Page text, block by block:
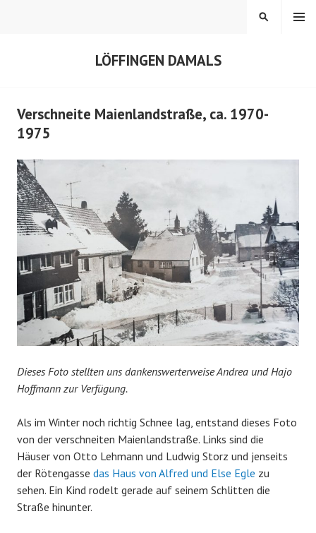
LÖFFINGEN DAMALS
MENÜ
SUCHEN
Verschneite Maienlandstraße, ca. 1970-
1975
Dieses Foto stellten uns dankenswerterweise Andrea und Hajo
Hoffmann zur Verfügung.
Als im Winter noch richtig Schnee lag, entstand dieses Foto
von der verschneiten Maienlandstraße. Links sind die
Häuser von Otto Lehmann und Ludwig Storz und jenseits
der Rötengasse das Haus von Alfred und Else Egle zu
sehen. Ein Kind rodelt gerade auf seinem Schlitten die
Straße hinunter.